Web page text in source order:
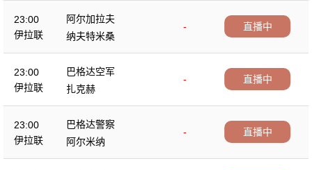
23:00
伊拉联
阿尔加拉夫
-
纳夫特米桑
直播中
23:00
伊拉联
巴格达空军
-
扎克赫
直播中
23:00
伊拉联
巴格达警察
-
阿尔米纳
直播中